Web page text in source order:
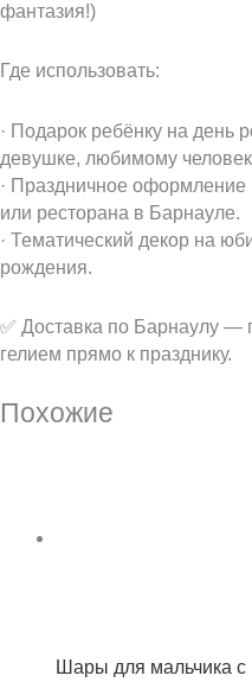
фантазия!)
Где использовать:
· Подарок ребёнку на день
девушке, любимому
· Праздничное
или ресторана в Барнауле.
· Тематический декор на
рождения.
✅ Доставка по Барнаулу
гелием прямо к празднику.
Похожие
Шары для мальчика с